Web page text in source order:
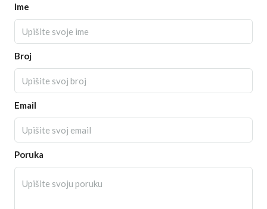
Ime
Broj
Email
Poruka